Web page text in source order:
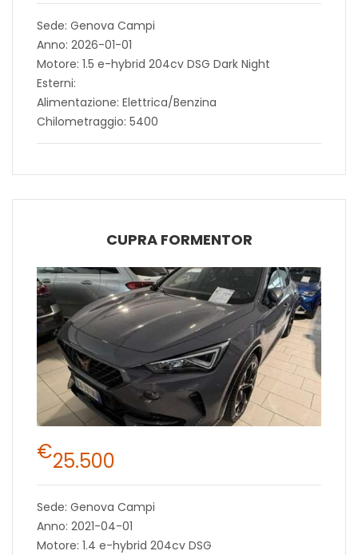
Sede: Genova Campi
Anno: 2026-01-01
Motore: 1.5 e-hybrid 204cv DSG Dark Night
Esterni:
Alimentazione: Elettrica/Benzina
Chilometraggio: 5400
CUPRA FORMENTOR
€25.500
Sede: Genova Campi
Anno: 2021-04-01
Motore: 1.4 e-hybrid 204cv DSG